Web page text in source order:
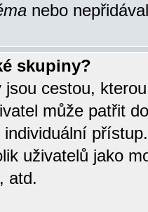
nebo
skupiny?
jsou cestou,
může patřit
uživatelů jako
atd.